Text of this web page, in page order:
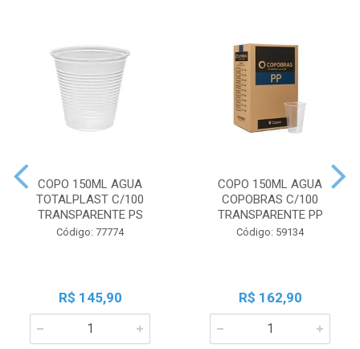
COPO 150ML AGUA
TOTALPLAST C/100
TRANSPARENTE PS
Código: 77774
R$ 145,90
COPO 150ML AGUA
COPOBRAS C/100
TRANSPARENTE PP
Código: 59134
R$ 162,90